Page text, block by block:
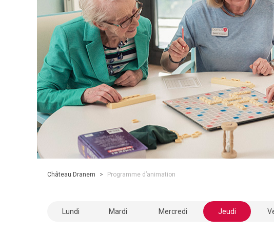
Château Dranem > Programme d’animation
Lundi Mardi Mercredi Jeudi